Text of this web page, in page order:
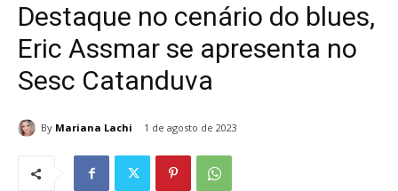
Destaque no cenário do blues,
Eric Assmar se apresenta no
Sesc Catanduva
By Mariana Lachi 1 de agosto de 2023